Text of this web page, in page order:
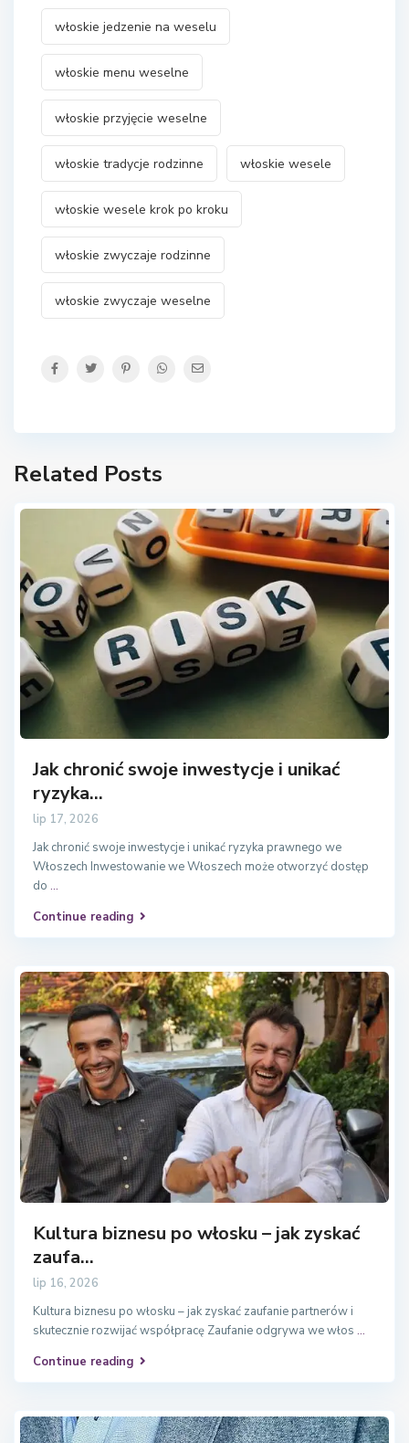
włoskie jedzenie na weselu
włoskie menu weselne
włoskie przyjęcie weselne
włoskie tradycje rodzinne włoskie wesele
włoskie wesele krok po kroku
włoskie zwyczaje rodzinne
włoskie zwyczaje weselne
Related Posts
Jak chronić swoje inwestycje i unikać
ryzyka...
lip 17, 2026
Jak chronić swoje inwestycje i unikać ryzyka prawnego we
Włoszech Inwestowanie we Włoszech może otworzyć dostęp
do ...
Continue reading
Kultura biznesu po włosku – jak zyskać
zaufa...
lip 16, 2026
Kultura biznesu po włosku – jak zyskać zaufanie partnerów i
skutecznie rozwijać współpracę Zaufanie odgrywa we włos ...
Continue reading